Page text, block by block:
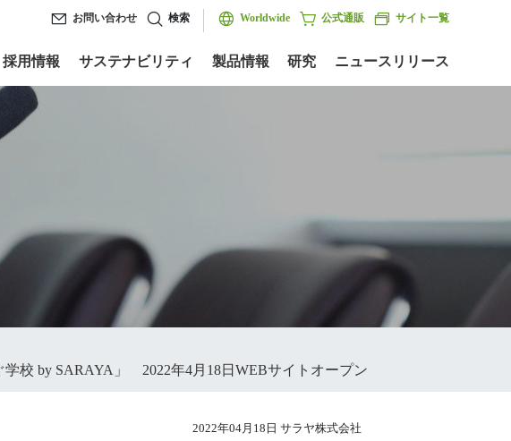
採用情報 サステナビリティ 製品情報 研究 ニュースリリース
お問い合わせ 検索 Worldwide 公式通販 サイト一覧
校 by SARAYA」 2022年4月18日WEBサイトオープン
2022年04月18日 サラヤ株式会社